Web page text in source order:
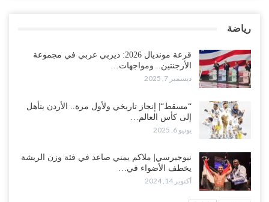
رياضة
قرعة مونديال 2026: ديربي عربي في مجموعة
الأرجنتين.. ومواجهات…
ديسمبر 7, 2025
“مسقط“| إنجاز تاريخي ولأول مرة.. الأردن يتأهل
إلى كأس العالم…
يونيو 6, 2025
نيوجيرسي| ملاكم يمني صاعد في فئة وزن الريشة
يخطف الأضواء في…
أكتوبر 14, 2024